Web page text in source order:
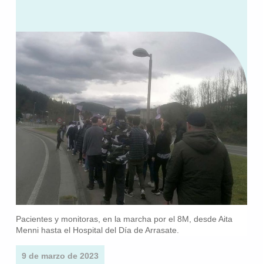
Pacientes y monitoras, en la marcha por el 8M, desde Aita
Menni hasta el Hospital del Día de Arrasate.
9 de marzo de 2023